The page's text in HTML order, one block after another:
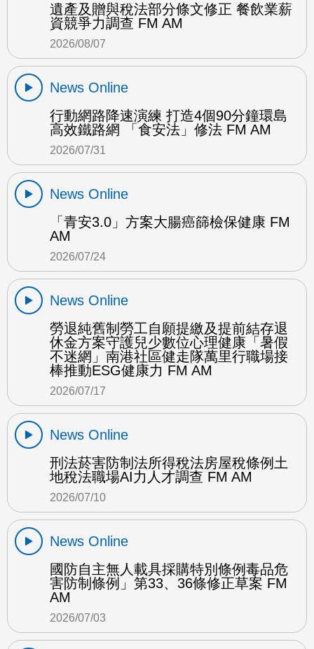
遺產及贈與稅法部分條文修正 餐飲業薪
資競爭力調查 FM AM
2026/08/07
News Online
行動網路降速演練 打造4個90分鐘環島
高效鐵路網 「食安法」修法 FM AM
2026/07/31
News Online
「青安3.0」方案大腸癌篩檢保健康 FM
AM
2026/07/24
News Online
勞退純舊制勞工自願提繳及提前結存退
休金方案守護兒少數位心理健康「暑假
不迷網」南港社區健走隊萬里行職場接
棒推動ESG健康力 FM AM
2026/07/17
News Online
刑法菸害防制法所得稅法房屋稅條例土
地稅法職場AI力人才調查 FM AM
2026/07/10
News Online
國防自主無人載具採購特別條例毒品危
害防制條例」第33、36條修正草案 FM
AM
2026/07/03